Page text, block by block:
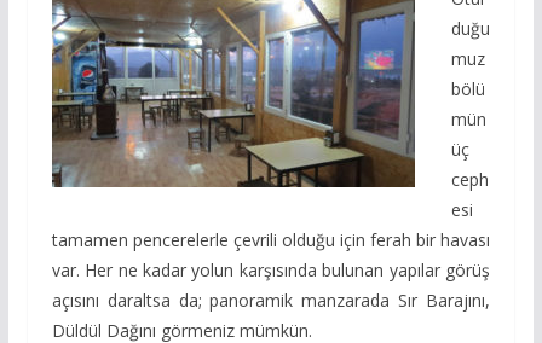
duğu
muz
bölü
mün
üç
ceph
esi
tamamen pencerelerle çevrili olduğu için ferah bir havası
var. Her ne kadar yolun karşısında bulunan yapılar görüş
açısını daraltsa da; panoramik manzarada Sır Barajını,
Düldül Dağını görmeniz mümkün.